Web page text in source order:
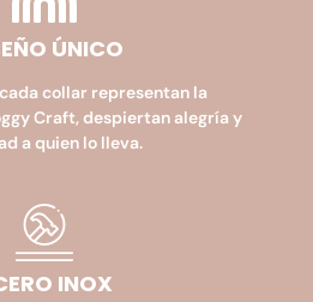
ÚNICO
collar representan la
Craft, despiertan alegría y
a quien lo lleva.
INOX